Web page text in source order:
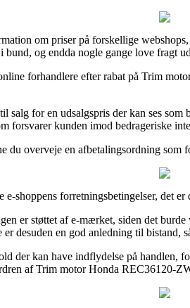
om priser på forskellige
og endda nogle gange love fragt
forhandlere efter rabat på Trim
for en udsalgspris der kan ses
forsvarer kunden imod bedrageriske
overveje en afbetalingsordning
shoppens forretningsbetingelser, det er
er støttet af e-mærket, siden det
desuden en god anledning til bistand,
der kan have indflydelse på handlen,
af Trim motor Honda REC36120-